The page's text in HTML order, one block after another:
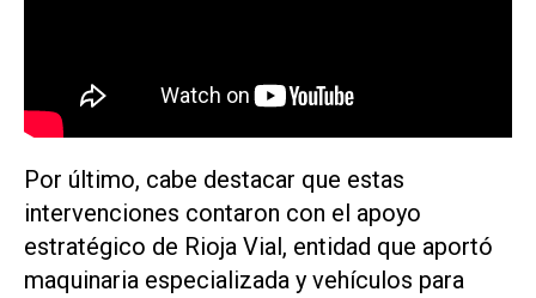
Por último, cabe destacar que estas
intervenciones contaron con el apoyo
estratégico de Rioja Vial, entidad que aportó
maquinaria especializada y vehículos para